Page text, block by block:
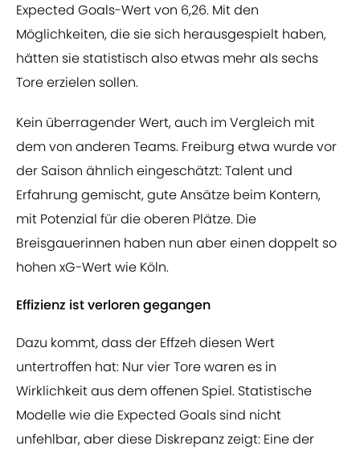
Expected Goals-Wert von 6,26. Mit den
Möglichkeiten, die sie sich herausgespielt haben,
hätten sie statistisch also etwas mehr als sechs
Tore erzielen sollen.
Kein überragender Wert, auch im Vergleich mit
dem von anderen Teams. Freiburg etwa wurde vor
der Saison ähnlich eingeschätzt: Talent und
Erfahrung gemischt, gute Ansätze beim Kontern,
mit Potenzial für die oberen Plätze. Die
Breisgauerinnen haben nun aber einen doppelt so
hohen xG-Wert wie Köln.
Effizienz ist verloren gegangen
Dazu kommt, dass der Effzeh diesen Wert
untertroffen hat: Nur vier Tore waren es in
Wirklichkeit aus dem offenen Spiel. Statistische
Modelle wie die Expected Goals sind nicht
unfehlbar, aber diese Diskrepanz zeigt: Eine der